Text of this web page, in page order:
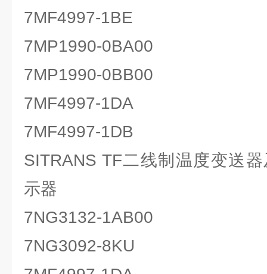
7MF4997-1BE
7MP1990-0BA00
7MP1990-0BB00
7MF4997-1DA
7MF4997-1DB
SITRANS TF二线制温度变送
示器
7NG3132-1AB00
7NG3092-8KU